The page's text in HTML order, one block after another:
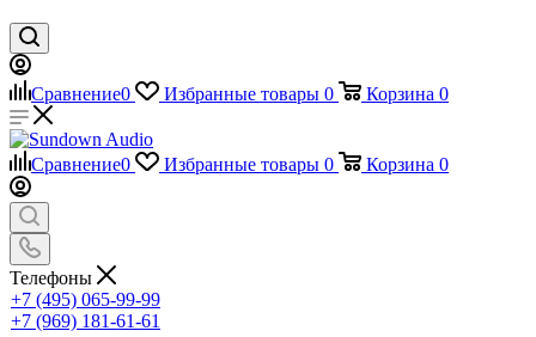
Сравнение0 Избранные товары 0 Корзина 0
Сравнение0 Избранные товары 0 Корзина 0
Телефоны
+7 (495) 065-99-99
+7 (969) 181-61-61